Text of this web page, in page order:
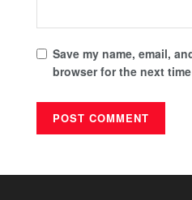
Save my name, email,
browser for the next